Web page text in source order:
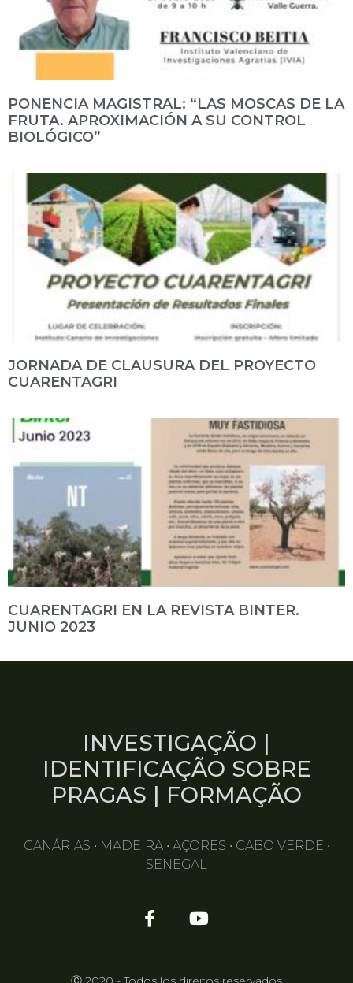
PONENCIA MAGISTRAL: “LAS MOSCAS DE LA
FRUTA. APROXIMACIÓN A SU CONTROL
BIOLÓGICO”
JORNADA DE CLAUSURA DEL PROYECTO
CUARENTAGRI
CUARENTAGRI EN LA REVISTA BINTER.
JUNIO 2023
INVESTIGAÇÃO |
IDENTIFICAÇÃO SOBRE
PRAGAS | FORMAÇÃO
CANÁRIAS • MADEIRA • AÇORES • CABO VERDE •
SENEGAL